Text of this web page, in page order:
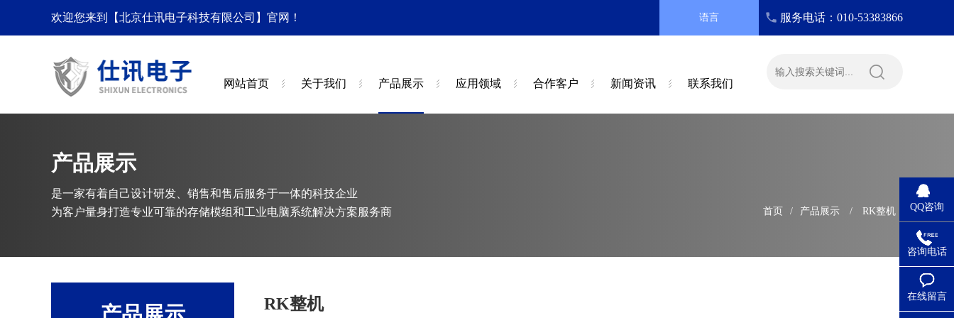
欢迎您来到【北京仕讯电子科技有限公司】官网！ 服务电话：010-53383866
语言
网站首页 关于我们 产品展示 应用领域 合作客户 新闻资讯 联系我们
产品展示
是一家有着自己设计研发、销售和售后服务于一体的科技企业
为客户量身打造专业可靠的存储模组和工业电脑系统解决方案服务商
首页 / 产品展示 / RK整机
RK整机
QQ咨询
咨询电话
在线留言